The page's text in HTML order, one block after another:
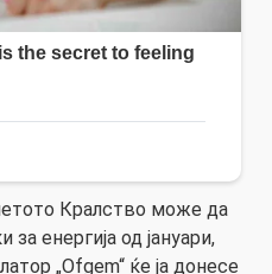
Кралство може да
енергија од јануари,
„Ofgem“ ќе ја донесе